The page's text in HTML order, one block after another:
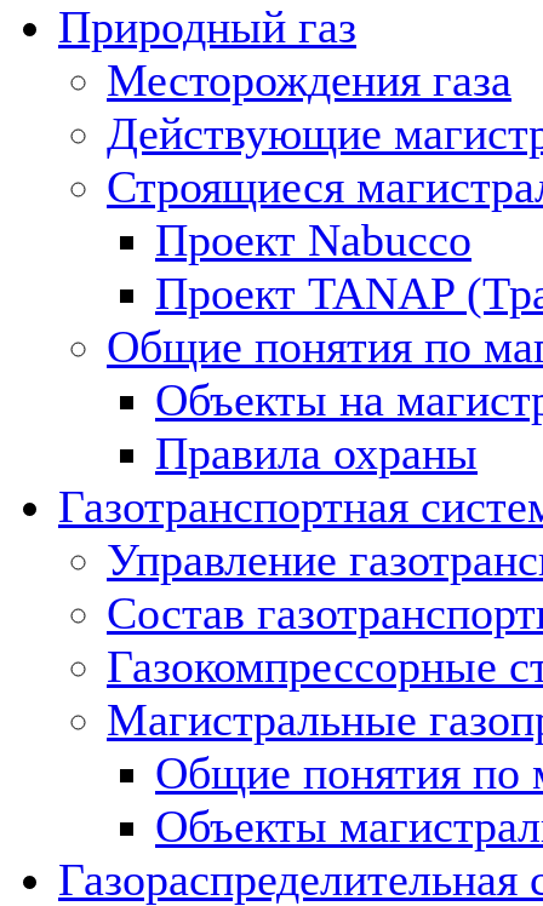
Природный газ
Месторождения газа
Действующие
Строящиеся
Проект Nabucco
Проект TANAP
Общие понятия по
Объекты на
Правила охраны
Газотранспортная
Управление
Состав
Газокомпрессорные
Магистральные
Общие понятия по
Объекты
Газораспределительная